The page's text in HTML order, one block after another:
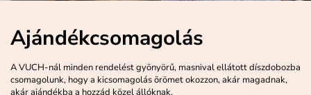
Ajándékcsomagolás
A VUCH-nál minden rendelést gyönyörű, masnival ellátott díszdobozba
csomagolunk, hogy a kicsomagolás örömet okozzon, akár magadnak,
akár ajándékba a hozzád közel állóknak.